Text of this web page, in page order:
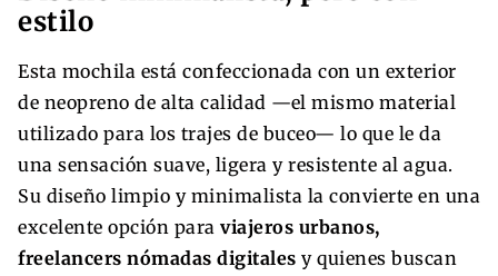
estilo
Esta mochila está confeccionada con un exterior
de neopreno de alta calidad —el mismo material
utilizado para los trajes de buceo— lo que le da
una sensación suave, ligera y resistente al agua.
Su diseño limpio y minimalista la convierte en una
excelente opción para viajeros urbanos,
freelancers nómadas digitales y quienes buscan